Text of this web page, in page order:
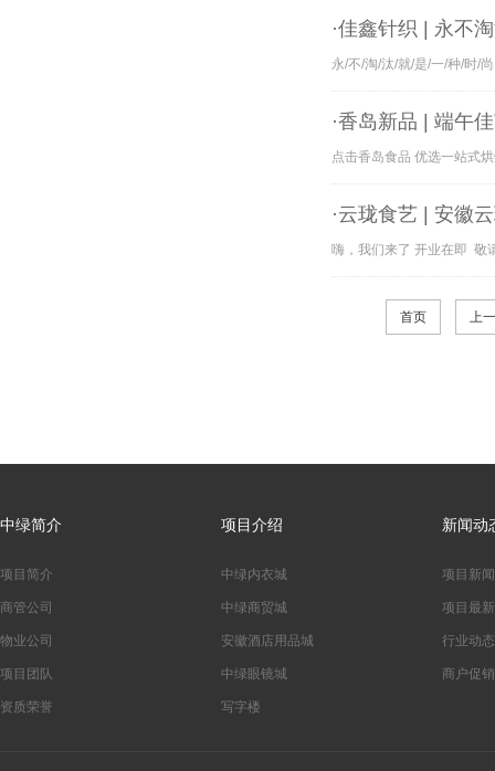
·佳鑫针织 | 永不
永/不/淘/汰/就/是/一/种/时/
·香岛新品 | 端午
点击香岛食品 优选一站式
·云珑食艺 | 安徽
嗨，我们来了 开业在即 敬
首页 上
中绿简介
项目简介
商管公司
物业公司
项目团队
资质荣誉
项目介绍
中绿内衣城
中绿商贸城
安徽酒店用品城
中绿眼镜城
写字楼
新闻动
项目新闻
项目最
行业动态
商户促销